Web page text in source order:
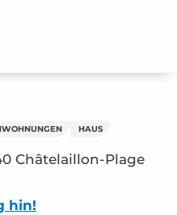
HAUS
Châtelaillon-Plage
hin!